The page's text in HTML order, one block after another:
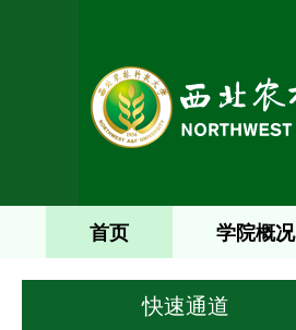
首页 学院概况
快速通道